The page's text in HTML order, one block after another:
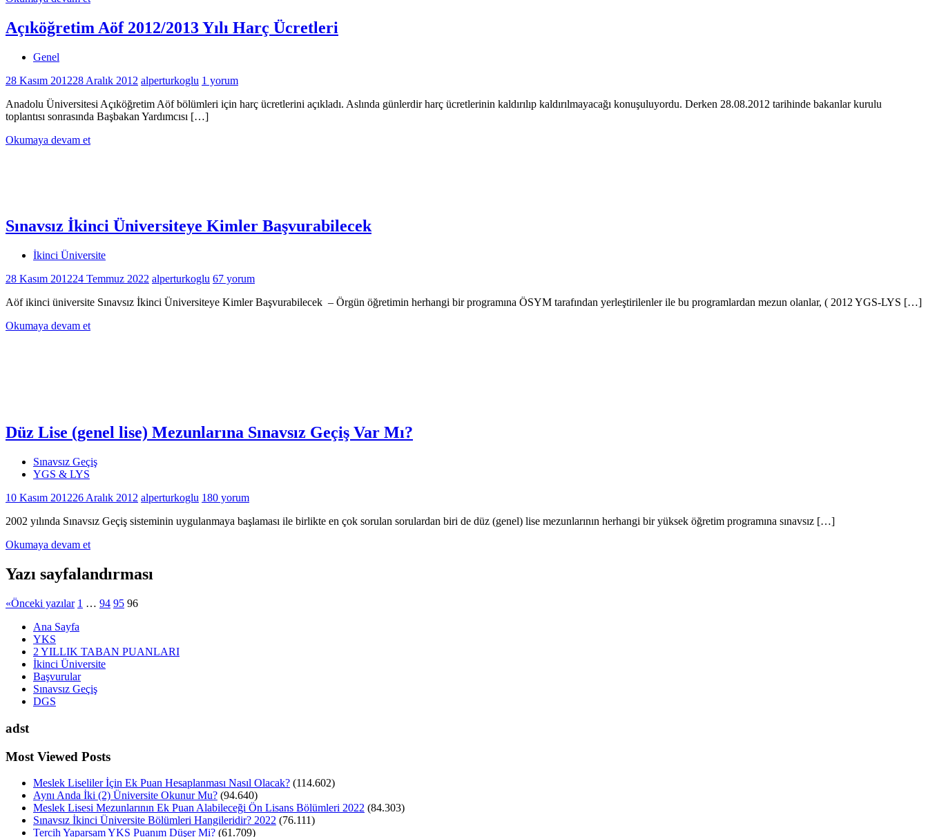
Açıköğretim Aöf 2012/2013 Yılı Harç Ücretleri
Genel
28 Kasım 201228 Aralık 2012 alperturkoglu 1 yorum
Anadolu Üniversitesi Açıköğretim Aöf bölümleri için harç ücretlerini açıkladı. Aslında günlerdir harç ücretlerinin kaldırılıp kaldırılmayacağı konuşuluyordu. Derken 28.08.2012 tarihinde bakanlar kurulu
toplantısı sonrasında Başbakan Yardımcısı […]
Okumaya devam et
Sınavsız İkinci Üniversiteye Kimler Başvurabilecek
İkinci Üniversite
28 Kasım 201224 Temmuz 2022 alperturkoglu 67 yorum
Aöf ikinci üniversite Sınavsız İkinci Üniversiteye Kimler Başvurabilecek – Örgün öğretimin herhangi bir programına ÖSYM tarafından yerleştirilenler ile bu programlardan mezun olanlar, ( 2012 YGS-LYS […]
Okumaya devam et
Düz Lise (genel lise) Mezunlarına Sınavsız Geçiş Var Mı?
Sınavsız Geçiş
YGS & LYS
10 Kasım 201226 Aralık 2012 alperturkoglu 180 yorum
2002 yılında Sınavsız Geçiş sisteminin uygulanmaya başlaması ile birlikte en çok sorulan sorulardan biri de düz (genel) lise mezunlarının herhangi bir yüksek öğretim programına sınavsız […]
Okumaya devam et
Yazı sayfalandırması
«Önceki yazılar 1 … 94 95 96
Ana Sayfa
YKS
2 YILLIK TABAN PUANLARI
İkinci Üniversite
Başvurular
Sınavsız Geçiş
DGS
adst
Most Viewed Posts
Meslek Liseliler İçin Ek Puan Hesaplanması Nasıl Olacak? (114.602)
Aynı Anda İki (2) Üniversite Okunur Mu? (94.640)
Meslek Lisesi Mezunlarının Ek Puan Alabileceği Ön Lisans Bölümleri 2022 (84.303)
Sınavsız İkinci Üniversite Bölümleri Hangileridir? 2022 (76.111)
Tercih Yaparsam YKS Puanım Düşer Mi? (61.709)